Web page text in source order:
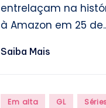
entrelaçam na
à Amazon em 25
Saiba Mais
Posted
Em alta GL